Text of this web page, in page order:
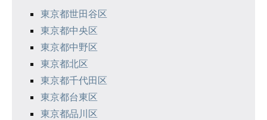
東京都世田谷区
東京都中央区
東京都中野区
東京都北区
東京都千代田区
東京都台東区
東京都品川区